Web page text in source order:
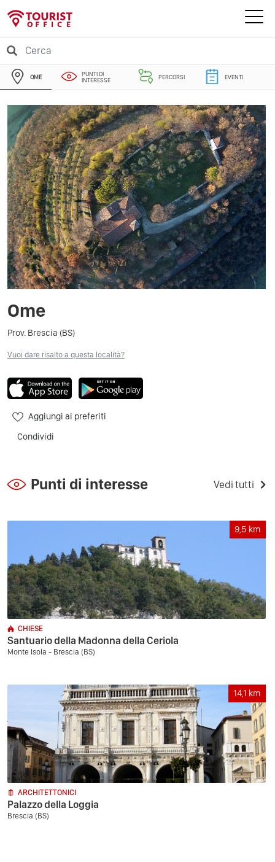
OME
PUNTI DI
INTERESSE
PERCORSI EVENTI
Ome
Prov. Brescia (BS)
Vuoi dare risalto a questa località?
Aggiungi ai preferiti
Condividi
Punti di interesse Vedi tutti
9,5 km
CHIESE
Santuario della Madonna della Ceriola
Monte Isola - Brescia (BS)
14,1 km
ARCHITETTONICI
Palazzo della Loggia
Brescia (BS)